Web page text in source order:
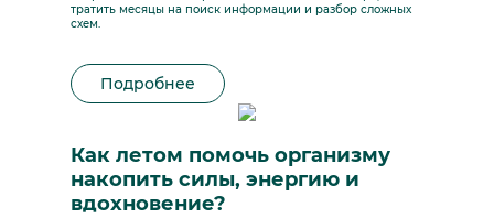
тратить месяцы на поиск информации и разбор сложных
схем.
Подробнее
Как летом помочь организму
накопить силы, энергию и
вдохновение?